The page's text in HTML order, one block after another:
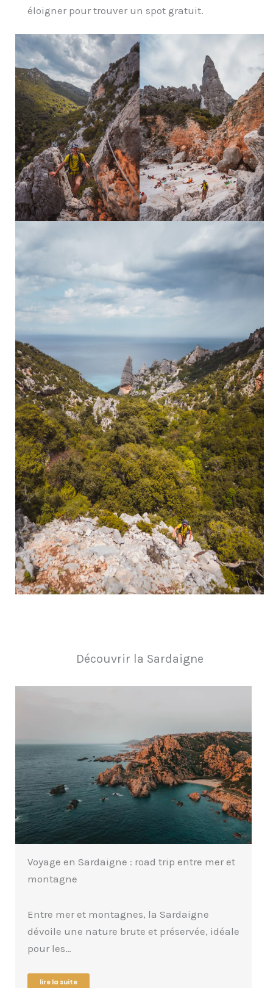
éloigner pour trouver un spot gratuit.
Découvrir la Sardaigne
Voyage en Sardaigne : road trip entre mer et
montagne
Entre mer et montagnes, la Sardaigne
dévoile une nature brute et préservée, idéale
pour les…
lire la suite